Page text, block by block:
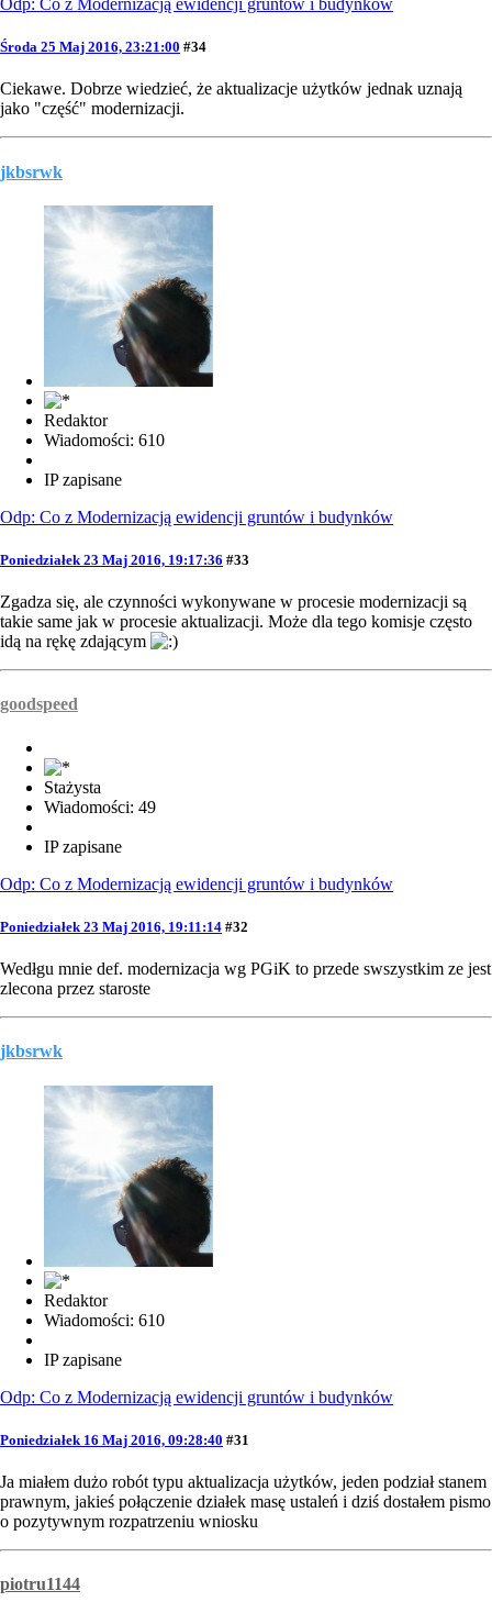
Odp: Co z Modernizacją ewidencji gruntów i budynków
Środa 25 Maj 2016, 23:21:00 #34
Ciekawe. Dobrze wiedzieć, że aktualizacje użytków jednak uznają
jako "część" modernizacji.
jkbsrwk
Redaktor
Wiadomości: 610
IP zapisane
Odp: Co z Modernizacją ewidencji gruntów i budynków
Poniedziałek 23 Maj 2016, 19:17:36 #33
Zgadza się, ale czynności wykonywane w procesie modernizacji są
takie same jak w procesie aktualizacji. Może dla tego komisje często
idą na rękę zdającym
goodspeed
Stażysta
Wiadomości: 49
IP zapisane
Odp: Co z Modernizacją ewidencji gruntów i budynków
Poniedziałek 23 Maj 2016, 19:11:14 #32
Wedłgu mnie def. modernizacja wg PGiK to przede swszystkim ze jest
zlecona przez staroste
jkbsrwk
Redaktor
Wiadomości: 610
IP zapisane
Odp: Co z Modernizacją ewidencji gruntów i budynków
Poniedziałek 16 Maj 2016, 09:28:40 #31
Ja miałem dużo robót typu aktualizacja użytków, jeden podział stanem
prawnym, jakieś połączenie działek masę ustaleń i dziś dostałem pismo
o pozytywnym rozpatrzeniu wniosku
piotru1144